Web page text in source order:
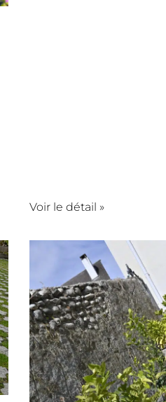
Voir le détail »